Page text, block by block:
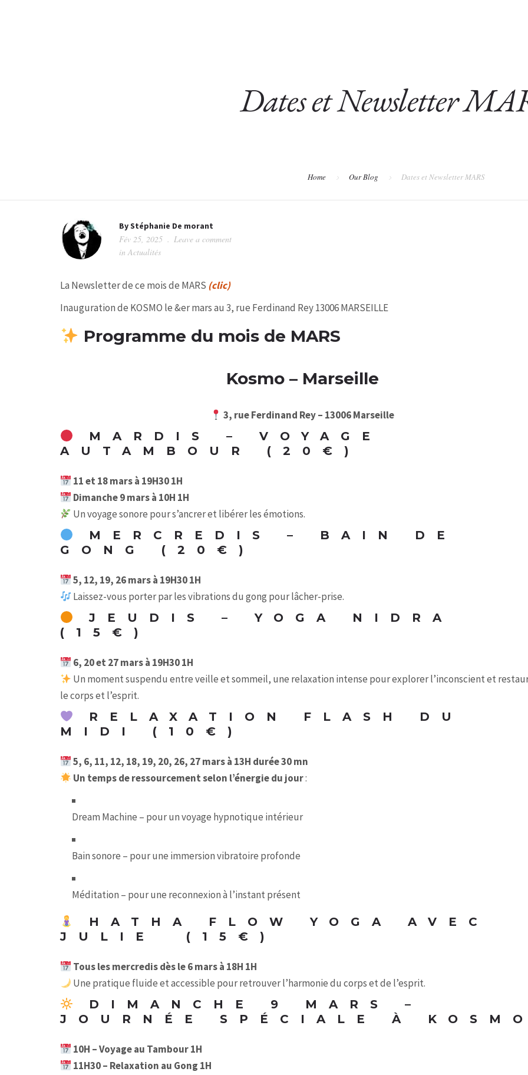
Dates et Newsletter
Home Our Blog Dates et Newsletter MARS
ByStéphanie De morant
Fév 25, 2025
Leave a comment
in Actualités
La Newsletter de ce mois de MARS (clic)
Inauguration de KOSMO le &er mars au 3, rue Ferdinand Rey 13006 MARSEILLE
Programme du mois de MARS
Kosmo – Marseille
3, rue Ferdinand Rey – 13006 Marseille
MARDIS – VOYAGE
AUTAMBOUR (20€)
11 et 18 mars à 19H30 1H
Dimanche 9 mars à 10H 1H
Un voyage sonore pour s’ancrer et libérer les émotions.
MERCREDIS – BAIN DE
GONG (20€)
5, 12, 19, 26 mars à 19H30 1H
Laissez-vous porter par les vibrations du gong pour lâcher-prise.
JEUDIS – YOGA NIDRA
(15€)
6, 20 et 27 mars à 19H30 1H
Un moment suspendu entre veille et sommeil, une relaxation intense pour explorer l’inconscient et
le corps et l’esprit.
RELAXATION FLASH DU
MIDI (10€)
5, 6, 11, 12, 18, 19, 20, 26, 27 mars à 13H durée 30 mn
Un temps de ressourcement selon l’énergie du jour:
Dream Machine – pour un voyage hypnotique intérieur
Bain sonore – pour une immersion vibratoire profonde
Méditation – pour une reconnexion à l’instant présent
HATHA FLOW YOGA AVEC
JULIE (15€)
Tous les mercredis dès le 6 mars à 18H 1H
Une pratique fluide et accessible pour retrouver l’harmonie du corps et de l’esprit.
DIMANCHE 9 MARS –
JOURNÉE SPÉCIALE À
10H – Voyage au Tambour 1H
11H30 – Relaxation au Gong 1H